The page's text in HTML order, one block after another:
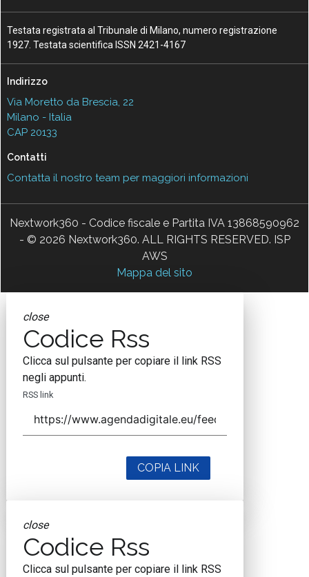
Testata registrata al Tribunale di Milano, numero registrazione
1927. Testata scientifica ISSN 2421-4167
Indirizzo
Via Moretto da Brescia, 22
Milano - Italia
CAP 20133
Contatti
Contatta il nostro team per maggiori informazioni
Nextwork360 - Codice fiscale e Partita IVA 13868590962
- © 2026 Nextwork360. ALL RIGHTS RESERVED. ISP
AWS
Mappa del sito
close
Codice Rss
Clicca sul pulsante per copiare il link RSS
negli appunti.
RSS link
COPIA LINK
close
Codice Rss
Clicca sul pulsante per copiare il link RSS